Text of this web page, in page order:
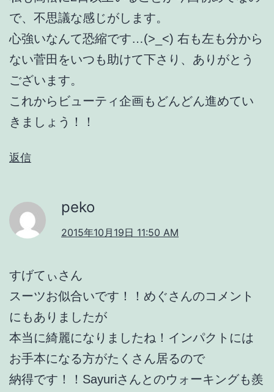
で、不思議な感じがします。
心強いなんて恐縮です…(>_<) 右も左も分から
ない菅田をいつも助けて下さり、ありがとう
ございます。
これからビューティ企画もどんどん進めてい
きましょう！！
返信
peko
2015年10月19日 11:50 AM
すげてぃさん
スーツお似合いです！！めぐさんのコメント
にもありましたが
本当に綺麗になりましたね！インパクトには
お手本になる方がたくさん居るので
納得です！！Sayuriさんとのウォーキングも羨